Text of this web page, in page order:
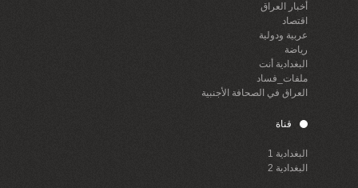
أخبار العراق
اقتصاد
عربية ودولية
رياضة
البغدادية أنت
ملفات_فساد
العراق في الصحافة الأجنبية
قناة
البغدادية 1
البغدادية 2